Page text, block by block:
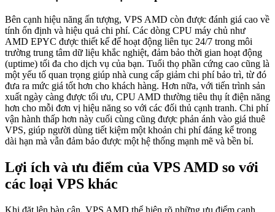
Bên cạnh hiệu năng ấn tượng, VPS AMD còn được đánh giá cao về
tính ổn định và hiệu quả chi phí. Các dòng CPU máy chủ như
AMD EPYC được thiết kế để hoạt động liên tục 24/7 trong môi
trường trung tâm dữ liệu khắc nghiệt, đảm bảo thời gian hoạt động
(uptime) tối đa cho dịch vụ của bạn. Tuổi thọ phần cứng cao cũng là
một yếu tố quan trọng giúp nhà cung cấp giảm chi phí bảo trì, từ đó
đưa ra mức giá tốt hơn cho khách hàng. Hơn nữa, với tiến trình sản
xuất ngày càng được tối ưu, CPU AMD thường tiêu thụ ít điện năng
hơn cho mỗi đơn vị hiệu năng so với các đối thủ cạnh tranh. Chi phí
vận hành thấp hơn này cuối cùng cũng được phản ánh vào giá thuê
VPS, giúp người dùng tiết kiệm một khoản chi phí đáng kể trong
dài hạn mà vẫn đảm bảo được một hệ thống mạnh mẽ và bền bỉ.
Lợi ích và ưu điểm của VPS AMD so với
các loại VPS khác
Khi đặt lên bàn cân, VPS AMD thể hiện rõ những ưu điểm cạnh